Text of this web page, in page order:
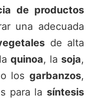
de productos
una adecuada
de alta
quinoa, la soja,
o losgarbanzos,
para la síntesis